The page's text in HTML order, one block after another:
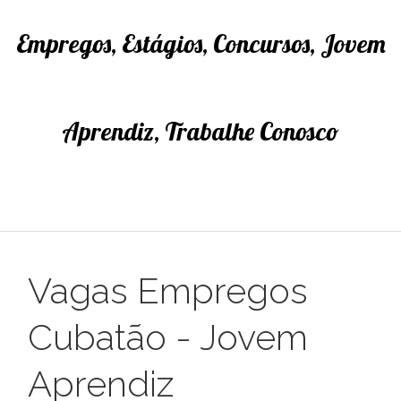
Empregos, Estágios, Concursos, Jovem
Aprendiz, Trabalhe Conosco
Vagas Empregos
Cubatão - Jovem
Aprendiz